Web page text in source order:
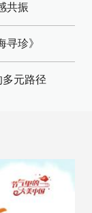
共振
珍》
元路径